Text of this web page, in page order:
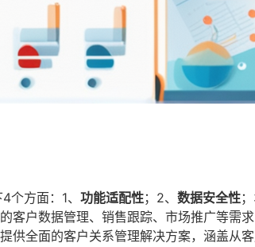
方面：1、 功能适配性；2、 数据安全性；
客户数据管理、销售跟踪、市场推广等需
供全面的客户关系管理解决方案，涵盖从